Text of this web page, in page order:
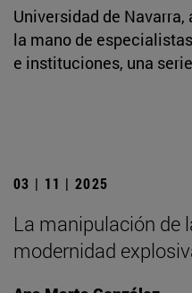
Universidad de
la mano de
e instituciones, una
03 | 11 | 2025
La manipulación de
modernidad